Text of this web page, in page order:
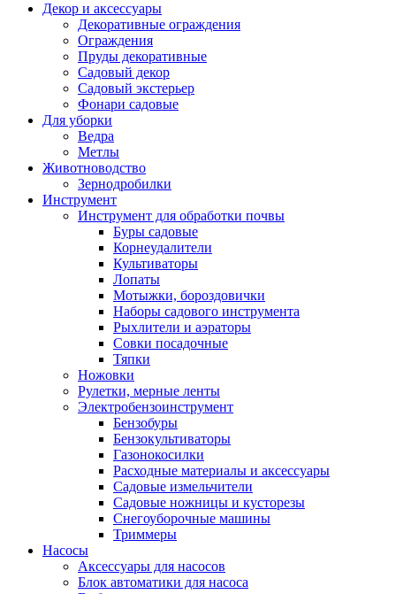
Декор и аксессуары
Декоративные ограждения
Ограждения
Пруды декоративные
Садовый декор
Садовый экстерьер
Фонари садовые
Для уборки
Ведра
Метлы
Животноводство
Зернодробилки
Инструмент
Инструмент для обработки почвы
Буры садовые
Корнеудалители
Культиваторы
Лопаты
Мотыжки, бороздовички
Наборы садового инструмента
Рыхлители и аэраторы
Совки посадочные
Тяпки
Ножовки
Рулетки, мерные ленты
Электробензоинструмент
Бензобуры
Бензокультиваторы
Газонокосилки
Расходные материалы и аксессуары
Садовые измельчители
Садовые ножницы и кусторезы
Снегоуборочные машины
Триммеры
Насосы
Аксессуары для насосов
Блок автоматики для насоса